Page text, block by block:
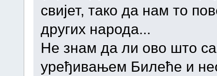
свијет, тако да нам то
других народа...
Не знам да ли ово што
уређивањем Билеће и